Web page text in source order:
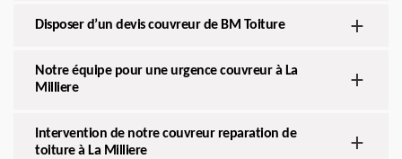
Disposer d’un devis couvreur de BM Toiture
Notre équipe pour une urgence couvreur à La
Milliere
Intervention de notre couvreur reparation de
toiture à La Milliere